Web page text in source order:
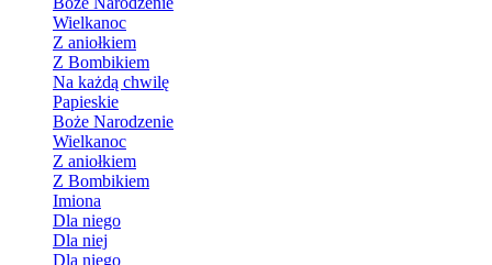
Wielkanoc
Z aniołkiem
Z Bombikiem
Na każdą chwilę
Papieskie
Boże Narodzenie
Wielkanoc
Z aniołkiem
Z Bombikiem
Imiona
Dla niego
Dla niej
Dla niego